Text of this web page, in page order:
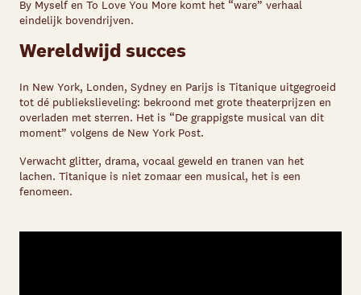
By Myself en To Love You More komt het “ware” verhaal
eindelijk bovendrijven.
Wereldwijd succes
In New York, Londen, Sydney en Parijs is Titanique uitgegroeid
tot dé publiekslieveling: bekroond met grote theaterprijzen en
overladen met sterren. Het is “De grappigste musical van dit
moment” volgens de New York Post.
Verwacht glitter, drama, vocaal geweld en tranen van het
lachen. Titanique is niet zomaar een musical, het is een
fenomeen.